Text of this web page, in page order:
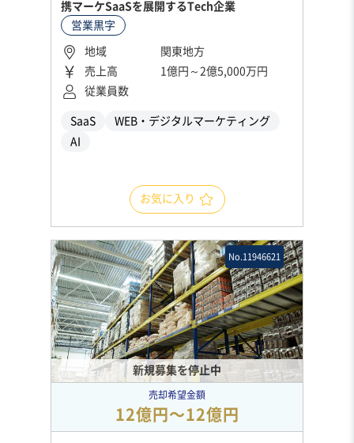
携マーケSaaSを展開するTech企業
営業黒字
地域
関東地方
売上高
1億円～2億5,000万円
従業員数
SaaS
WEB・デジタルマーケティング
AI
お気に入り
新規募集を停止中
No.11946621
売却希望金額
12億円〜12億円